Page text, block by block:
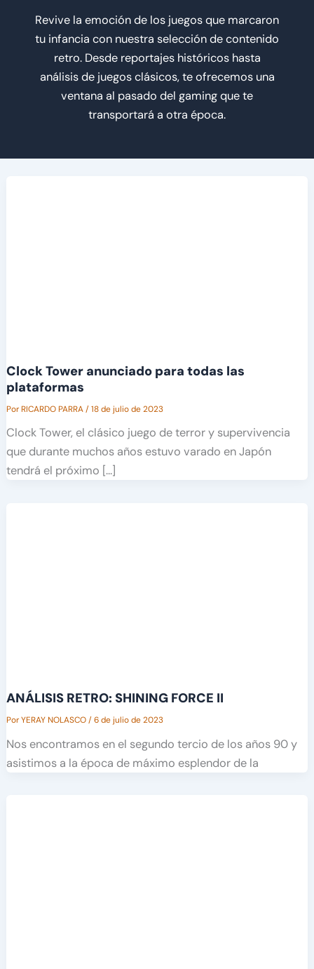
Revive la emoción de los juegos que marcaron
tu infancia con nuestra selección de contenido
retro. Desde reportajes históricos hasta
análisis de juegos clásicos, te ofrecemos una
ventana al pasado del gaming que te
transportará a otra época.
Clock Tower anunciado para todas las
plataformas
PorRICARDO PARRA/18 de julio de 2023
Clock Tower, el clásico juego de terror y supervivencia
que durante muchos años estuvo varado en Japón
tendrá el próximo […]
ANÁLISIS RETRO: SHINING FORCE II
PorYERAY NOLASCO/6 de julio de 2023
Nos encontramos en el segundo tercio de los años 90 y
asistimos a la época de máximo esplendor de la